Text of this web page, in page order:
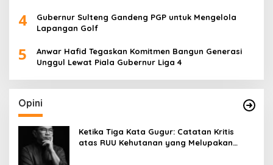
4
Gubernur Sulteng Gandeng PGP untuk Mengelola
Lapangan Golf
5
Anwar Hafid Tegaskan Komitmen Bangun Generasi
Unggul Lewat Piala Gubernur Liga 4
Opini
Ketika Tiga Kata Gugur: Catatan Kritis
atas RUU Kehutanan yang Melupakan